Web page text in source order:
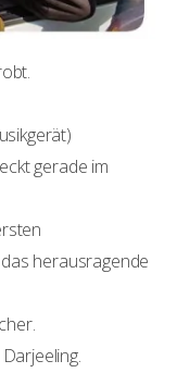
gerade im
herausragende